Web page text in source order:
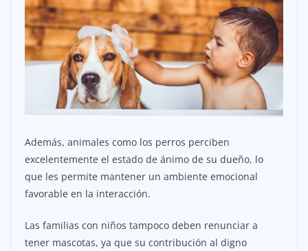
Además, animales como los perros perciben
excelentemente el estado de ánimo de su dueño, lo
que les permite mantener un ambiente emocional
favorable en la interacción.
Las familias con niños tampoco deben renunciar a
tener mascotas, ya que su contribución al digno